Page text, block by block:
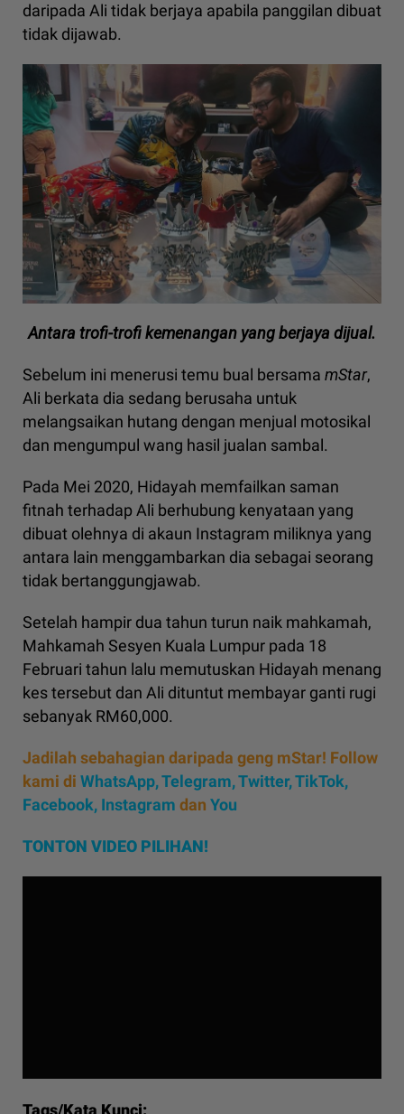
daripada Ali tidak berjaya apabila panggilan dibuat
tidak dijawab.
Antara trofi-trofi kemenangan yang berjaya dijual.
Sebelum ini menerusi temu bual bersama mStar,
Ali berkata dia sedang berusaha untuk
melangsaikan hutang dengan menjual motosikal
dan mengumpul wang hasil jualan sambal.
Pada Mei 2020, Hidayah memfailkan saman
fitnah terhadap Ali berhubung kenyataan yang
dibuat olehnya di akaun Instagram miliknya yang
antara lain menggambarkan dia sebagai seorang
tidak bertanggungjawab.
Setelah hampir dua tahun turun naik mahkamah,
Mahkamah Sesyen Kuala Lumpur pada 18
Februari tahun lalu memutuskan Hidayah menang
kes tersebut dan Ali dituntut membayar ganti rugi
sebanyak RM60,000.
Jadilah sebahagian daripada geng mStar! Follow
kami di WhatsApp,Telegram,Twitter,TikTok,
Facebook, Instagram dan You
TONTON VIDEO PILIHAN!